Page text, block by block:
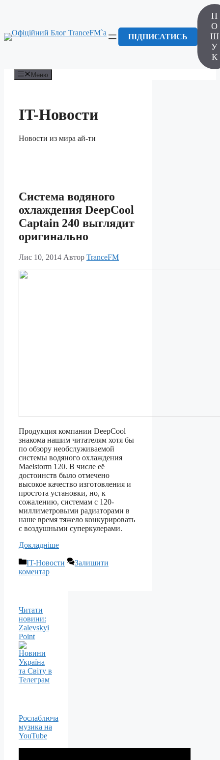
ПІДПИСАТИСЬ
П
О
Ш
У
К
Меню
IT-Новости
Новости из мира ай-ти
Система водяного
охлаждения DeepCool
Captain 240 выглядит
оригинально
Лис 10, 2014 Автор TranceFM
Продукция компании DeepCool
знакома нашим читателям хотя бы
по обзору необслуживаемой
системы водяного охлаждения
Maelstorm 120. В числе её
достоинств было отмечено
высокое качество изготовления и
простота установки, но, к
сожалению, системам с 120-
миллиметровыми радиаторами в
наше время тяжело конкурировать
с воздушными суперкулерами.
Докладніше
Категорії
IT-Новости
Залишити
коментар
Читати
новини:
Zalevskyi
Point
Рослаблюча
музика на
YouTube